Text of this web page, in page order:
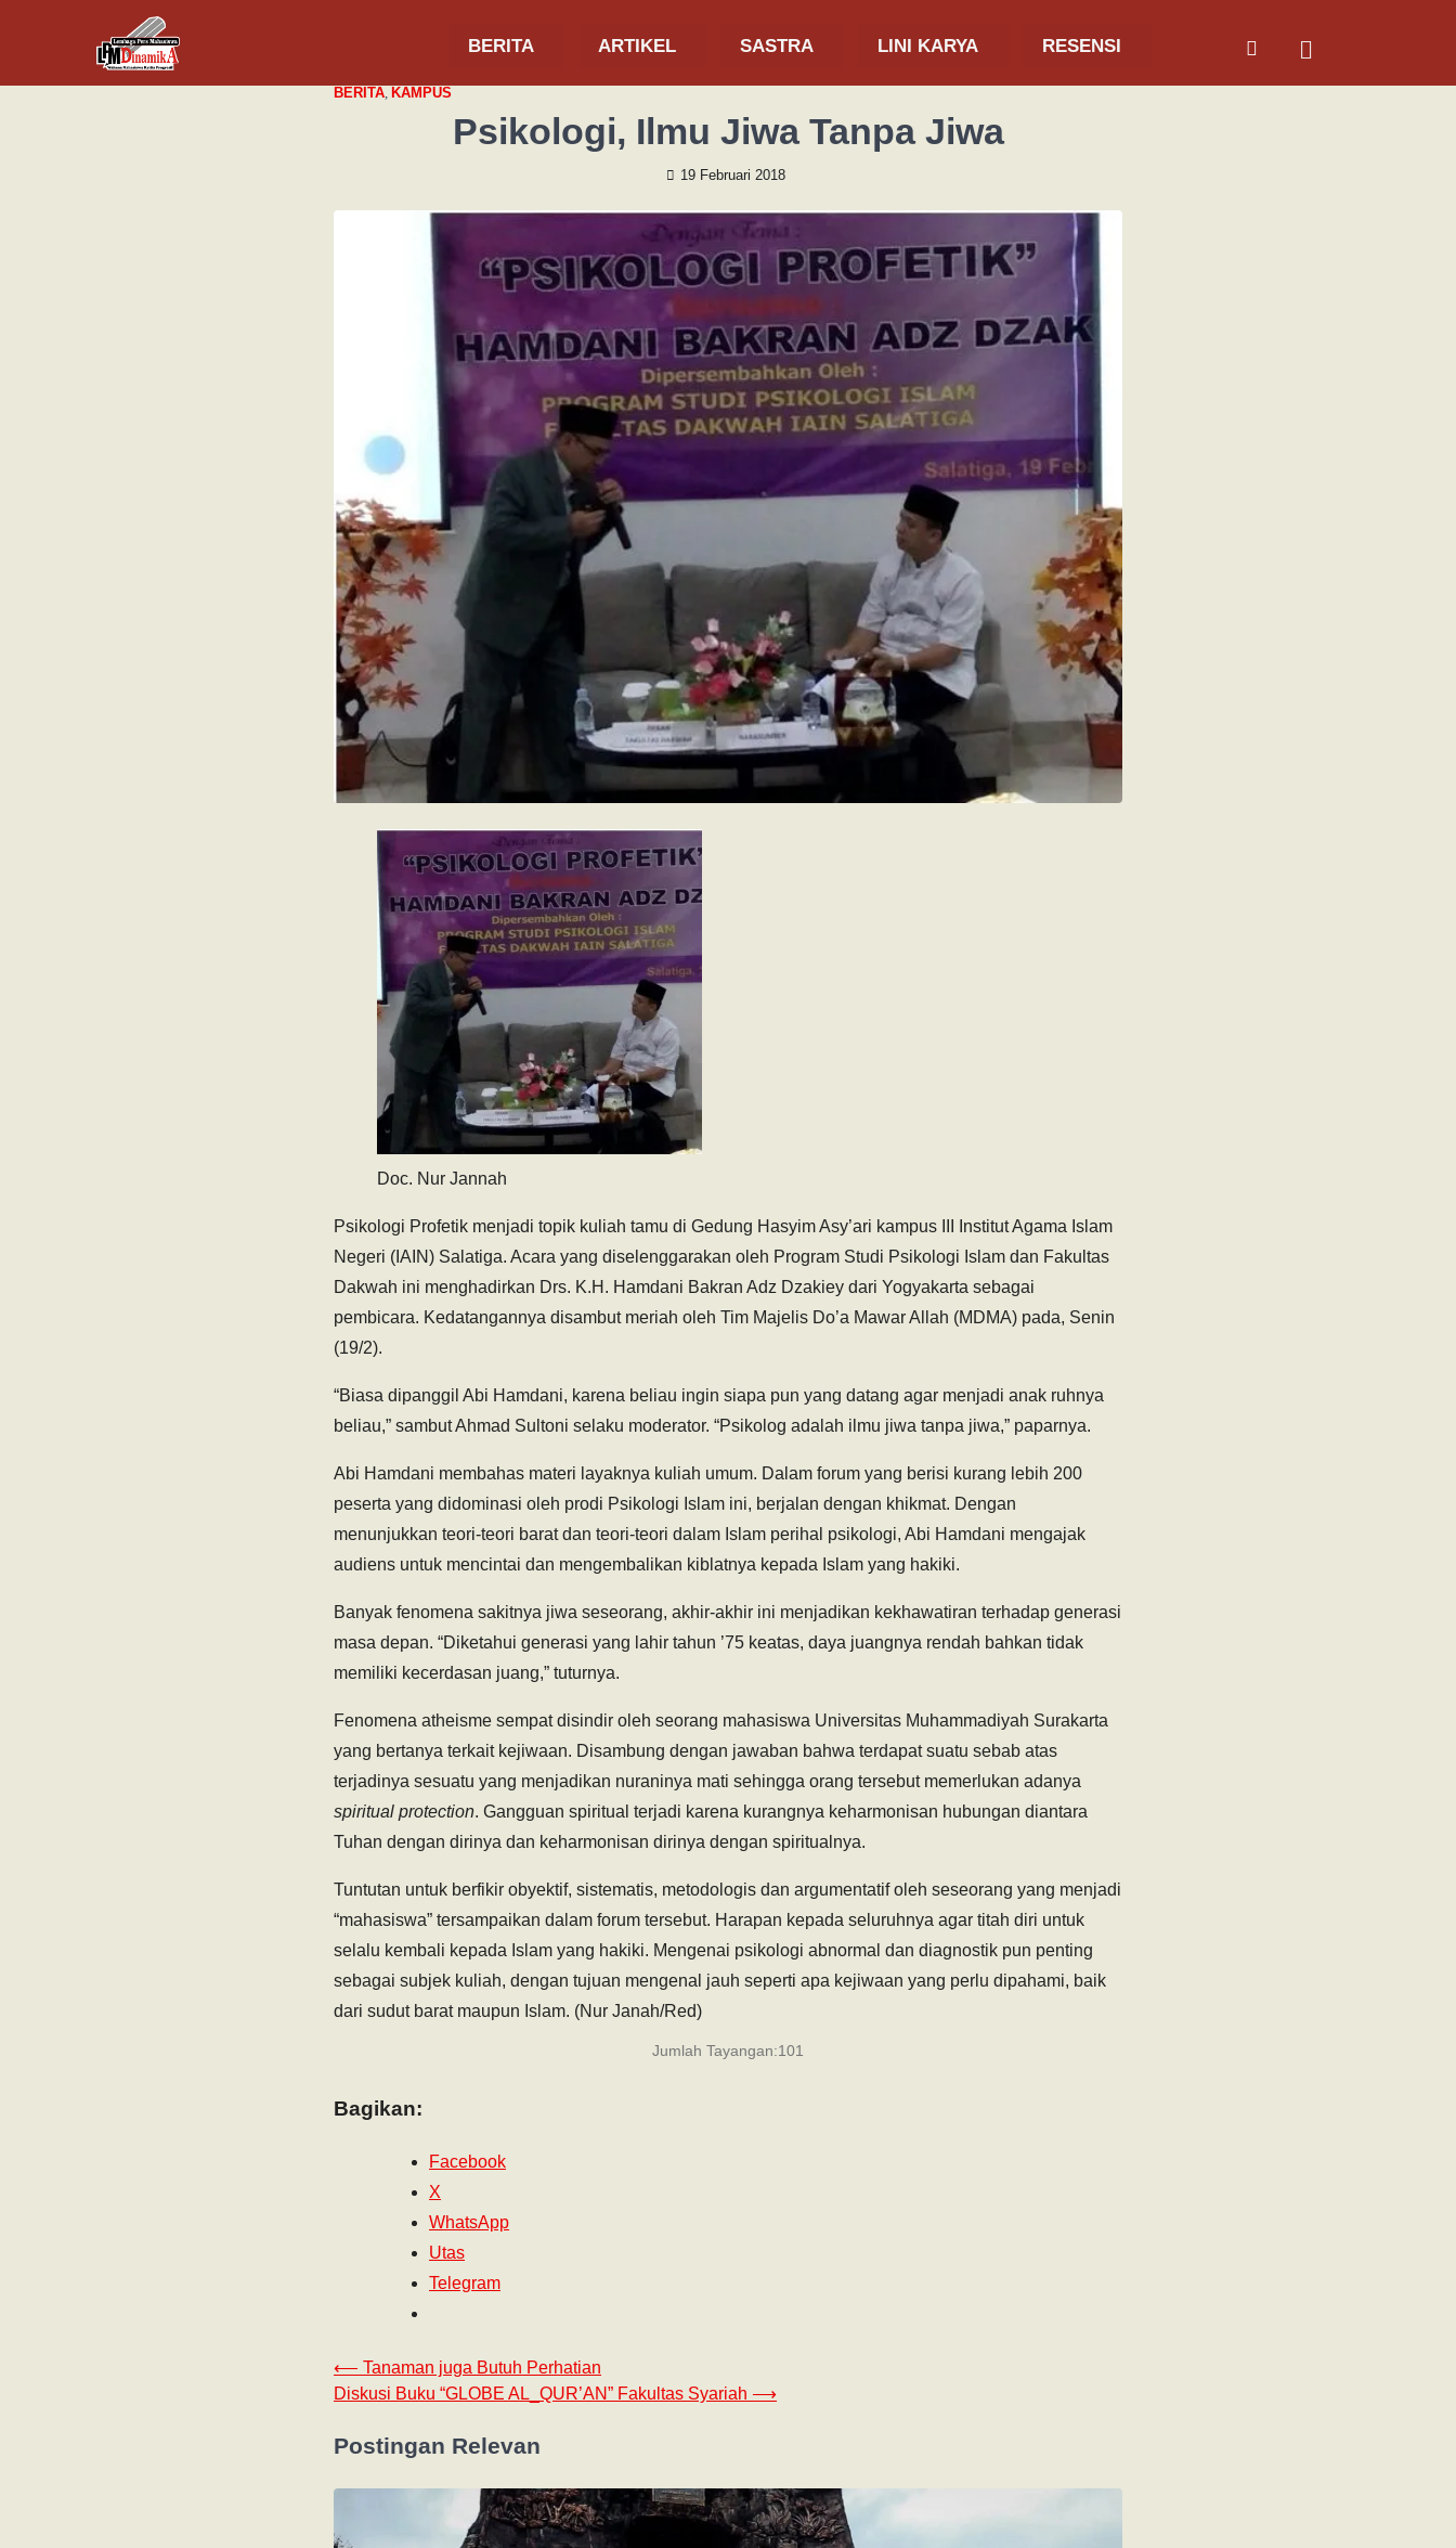
BERITA ARTIKEL SASTRA LINI KARYA RESENSI
BERITA, KAMPUS
Psikologi, Ilmu Jiwa Tanpa Jiwa
19 Februari 2018
Doc. Nur Jannah
Psikologi Profetik menjadi topik kuliah tamu di Gedung Hasyim Asy’ari kampus III Institut Agama Islam
Negeri (IAIN) Salatiga. Acara yang diselenggarakan oleh Program Studi Psikologi Islam dan Fakultas
Dakwah ini menghadirkan Drs. K.H. Hamdani Bakran Adz Dzakiey dari Yogyakarta sebagai
pembicara. Kedatangannya disambut meriah oleh Tim Majelis Do’a Mawar Allah (MDMA) pada, Senin
(19/2).
“Biasa dipanggil Abi Hamdani, karena beliau ingin siapa pun yang datang agar menjadi anak ruhnya
beliau,” sambut Ahmad Sultoni selaku moderator. “Psikolog adalah ilmu jiwa tanpa jiwa,” paparnya.
Abi Hamdani membahas materi layaknya kuliah umum. Dalam forum yang berisi kurang lebih 200
peserta yang didominasi oleh prodi Psikologi Islam ini, berjalan dengan khikmat. Dengan
menunjukkan teori-teori barat dan teori-teori dalam Islam perihal psikologi, Abi Hamdani mengajak
audiens untuk mencintai dan mengembalikan kiblatnya kepada Islam yang hakiki.
Banyak fenomena sakitnya jiwa seseorang, akhir-akhir ini menjadikan kekhawatiran terhadap generasi
masa depan. “Diketahui generasi yang lahir tahun ’75 keatas, daya juangnya rendah bahkan tidak
memiliki kecerdasan juang,” tuturnya.
Fenomena atheisme sempat disindir oleh seorang mahasiswa Universitas Muhammadiyah Surakarta
yang bertanya terkait kejiwaan. Disambung dengan jawaban bahwa terdapat suatu sebab atas
terjadinya sesuatu yang menjadikan nuraninya mati sehingga orang tersebut memerlukan adanya
spiritual protection. Gangguan spiritual terjadi karena kurangnya keharmonisan hubungan diantara
Tuhan dengan dirinya dan keharmonisan dirinya dengan spiritualnya.
Tuntutan untuk berfikir obyektif, sistematis, metodologis dan argumentatif oleh seseorang yang menjadi
“mahasiswa” tersampaikan dalam forum tersebut. Harapan kepada seluruhnya agar titah diri untuk
selalu kembali kepada Islam yang hakiki. Mengenai psikologi abnormal dan diagnostik pun penting
sebagai subjek kuliah, dengan tujuan mengenal jauh seperti apa kejiwaan yang perlu dipahami, baik
dari sudut barat maupun Islam. (Nur Janah/Red)
Jumlah Tayangan:101
Bagikan:
Facebook
X
WhatsApp
Utas
Telegram
⟵ Tanaman juga Butuh Perhatian
Diskusi Buku “GLOBE AL_QUR’AN” Fakultas Syariah ⟶
Postingan Relevan